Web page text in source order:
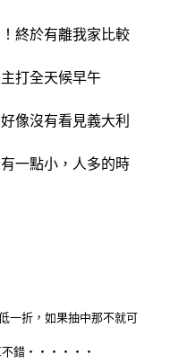
終於有離我家比較
打全天候早午
像沒有看見義大利
一點小，人多的時
一折，如果抽中那不就可
算不錯‧‧‧‧‧‧